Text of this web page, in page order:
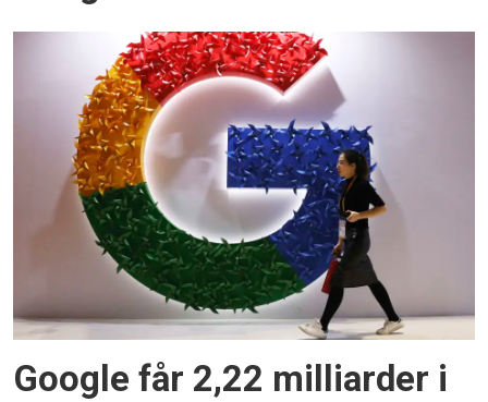
Google får 2,22 milliarder i